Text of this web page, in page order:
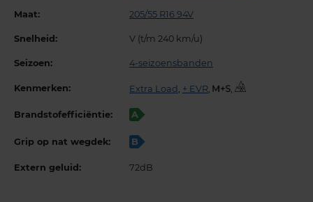
Maat: 205/55 R16 94V
Snelheid: V (t/m 240 km/u)
Seizoen: 4-seizoensbanden
Kenmerken: Extra Load + EVR ,
Brandstofefficiëntie: A
Grip op nat wegdek: B
Extern geluid: 72dB